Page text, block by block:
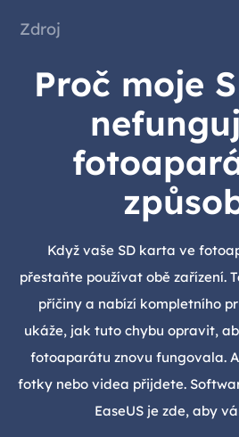
Zdroj
Proč moje
Když vaše SD karta ve
přestaňte používat obě zařízení.
příčiny a nabízí kompletního
ukáže, jak tuto chybu opravit,
fotoaparátu znovu fungovala.
fotky nebo videa přijdete.
EaseUS je zde, aby